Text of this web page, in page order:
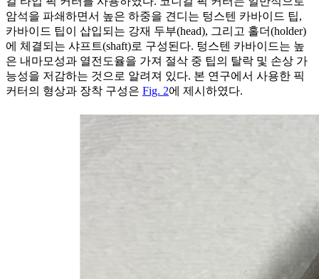
암석을 파쇄하면서 높은 하중을 견디는 텅스텐 카바이드 팁,
카바이드 팁이 삽입되는 강재 두부(head), 그리고 홀더(holder)
에 체결되는 샤프트(shaft)로 구성된다. 텅스텐 카바이드는 높
은 내마모성과 열전도율을 가져 절삭 중 팁의 탈락 및 손상 가
능성을 저감하는 것으로 알려져 있다. 본 연구에서 사용한 픽
커터의 형상과 장착 구성은 Fig. 2에 제시하였다.